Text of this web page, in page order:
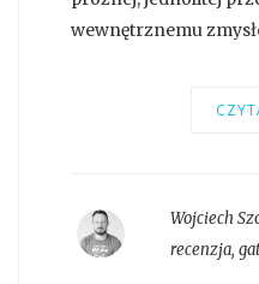
wewnętrznemu
Wojciech
recenzja,